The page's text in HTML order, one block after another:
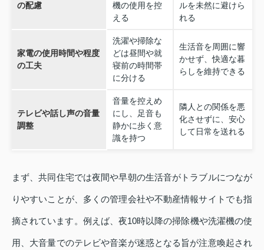
の配慮
機の使用を控
える
ルを未然に避けら
れる
家電の使用時間や程度
の工夫
洗濯や掃除な
どは昼間や就
寝前の時間帯
に分ける
生活音を周囲に響
かせず、快適な暮
らしを維持できる
テレビや話し声の音量
調整
音量を控えめ
にし、足音も
静かに歩く意
識を持つ
隣人との関係を悪
化させずに、安心
して日常を送れる
まず、共同住宅では夜間や早朝の生活音がトラブルにつなが
りやすいことが、多くの管理会社や不動産情報サイトでも指
摘されています。例えば、夜10時以降の掃除機や洗濯機の使
用、大音量でのテレビや音楽が迷惑となる旨が注意喚起され